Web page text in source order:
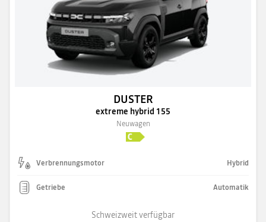
DUSTER
extreme hybrid 155
Neuwagen
Verbrennungsmotor Hybrid
Getriebe Automatik
Schweizweit verfügbar